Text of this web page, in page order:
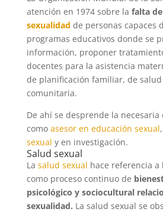
atención en 1974 sobre la falta de
sexualidad de personas capaces
programas educativos donde se
información, proponer
docentes para la asistencia
de planificación familiar, de
comunitaria.
De ahí se desprende la necesaria
como asesor en educación sexual,
sexual y en investigación.
Salud sexual
La salud sexual hace referencia a
como proceso continuo de
psicológico y sociocultural
sexualidad. La salud sexual se